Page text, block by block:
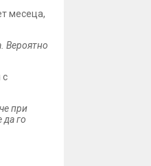
месеца,
Вероятно
с
при
да го